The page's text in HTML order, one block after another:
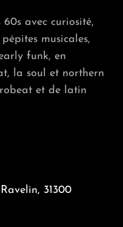
60s avec curiosité,
musicales,
funk, en
la soul et northern
et de latin
31300